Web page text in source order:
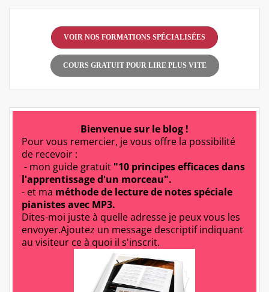
VOIR NOS FORMATIONS SPÉCIALISÉES
COURS GRATUIT POUR LIRE PLUS VITE